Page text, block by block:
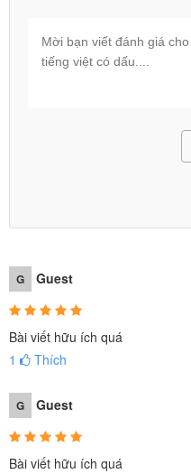
G Guest
Bài viết hữu ích quá
1
Thích
G Guest
Bài viết hữu ích quá